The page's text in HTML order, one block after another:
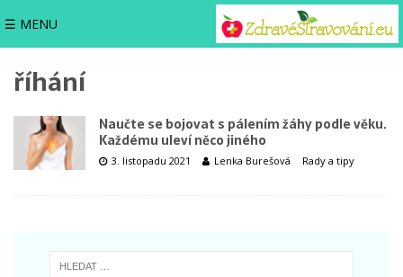
☰ MENU
říhání
Naučte se bojovat s pálením žáhy podle věku.
Každému uleví něco jiného
3. listopadu 2021 Lenka Burešová Rady a tipy